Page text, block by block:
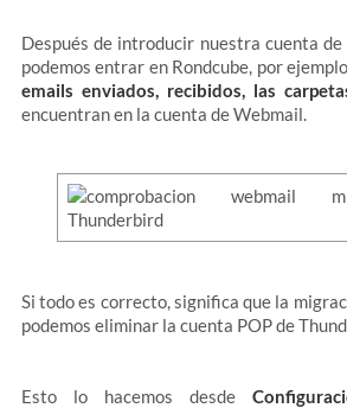
Después de introducir nuestra cuenta
podemos entrar en Rondcube, por
emails enviados, recibidos, las
encuentran en la cuenta de Webmail.
Si todo es correcto, significa que la
podemos eliminar la cuenta POP de
Esto lo hacemos desde